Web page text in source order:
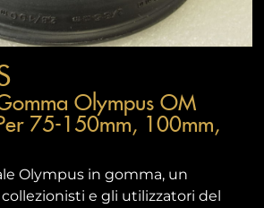
Olympus OM
75-150mm, 100mm,
Olympus in gomma, un
e gli utilizzatori del